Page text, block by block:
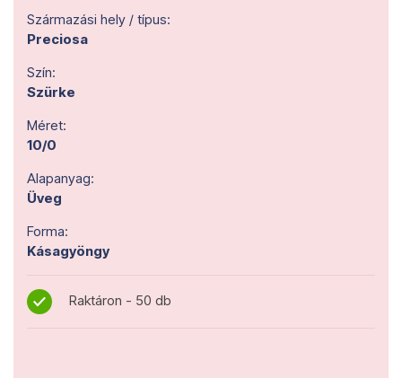
Származási hely / típus:
Preciosa
Szín:
Szürke
Méret:
10/0
Alapanyag:
Üveg
Forma:
Kásagyöngy
Raktáron - 50 db